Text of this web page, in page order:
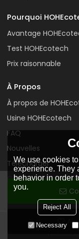
Pourquoi
Avantage
Test HOHEcotech
Prix raisonnable
À Propos
À propos de
Usine HOHEcotech
FAQ
Nouvelles
Télécharger
Contactez-nous
Copyright © 2026
We use cookies
experience. They
behavior in order
you.
Reject All
Necessary